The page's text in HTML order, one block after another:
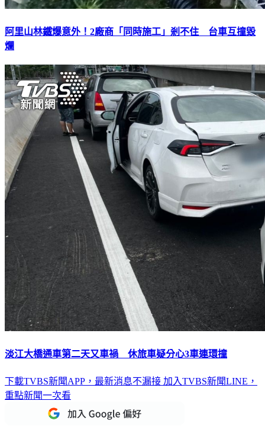
阿里山林鐵爆意外！2廠商「同時施工」剎不住 台車互撞毀
爛
淡江大橋通車第二天又車禍 休旅車疑分心3車連環撞
下載TVBS新聞APP，最新消息不漏接 加入TVBS新聞LINE，
重點新聞一次看